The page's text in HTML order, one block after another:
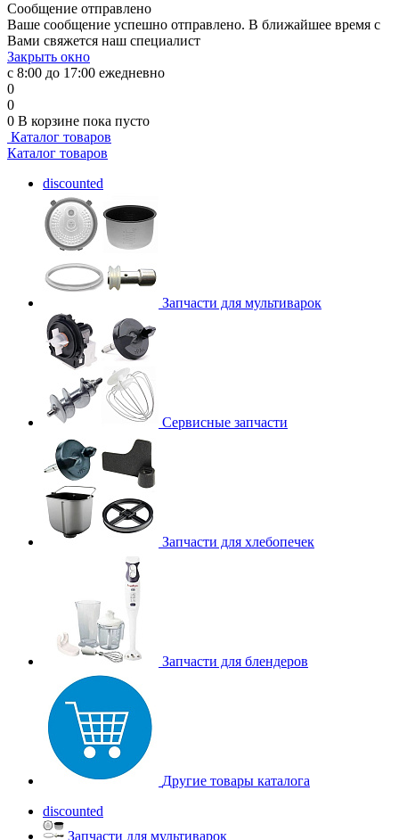
Сообщение отправлено
Ваше сообщение успешно отправлено. В ближайшее время с
Вами свяжется наш специалист
Закрыть окно
с 8:00 до 17:00 ежедневно
0
0
0 В корзине пока пусто
Каталог товаров
Каталог товаров
discounted
Запчасти для мультиварок
Сервисные запчасти
Запчасти для хлебопечек
Запчасти для блендеров
Другие товары каталога
discounted
Запчасти для мультиварок